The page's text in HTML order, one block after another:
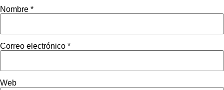
Nombre *
Correo electrónico *
Web